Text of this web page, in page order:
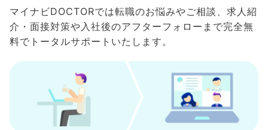
マイナビDOCTORでは転職のお悩みやご相談、求人紹
介・面接対策や入社後のアフターフォローまで完全無
料でトータルサポートいたします。